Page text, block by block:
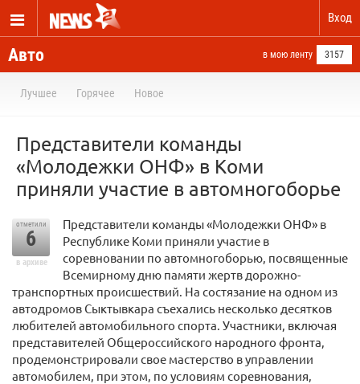
Вход
Авто в мою ленту 3157
Лучшее Горячее Новое
Представители команды
«Молодежки ОНФ» в Коми
приняли участие в автомногоборье
отметили
6
в архиве
Представители команды «Молодежки ОНФ» в
Республике Коми приняли участие в
соревновании по автомногоборью, посвященные
Всемирному дню памяти жертв дорожно-
транспортных происшествий. На состязание на одном из
автодромов Сыктывкара съехались несколько десятков
любителей автомобильного спорта. Участники, включая
представителей Общероссийского народного фронта,
продемонстрировали свое мастерство в управлении
автомобилем, при этом, по условиям соревнования,